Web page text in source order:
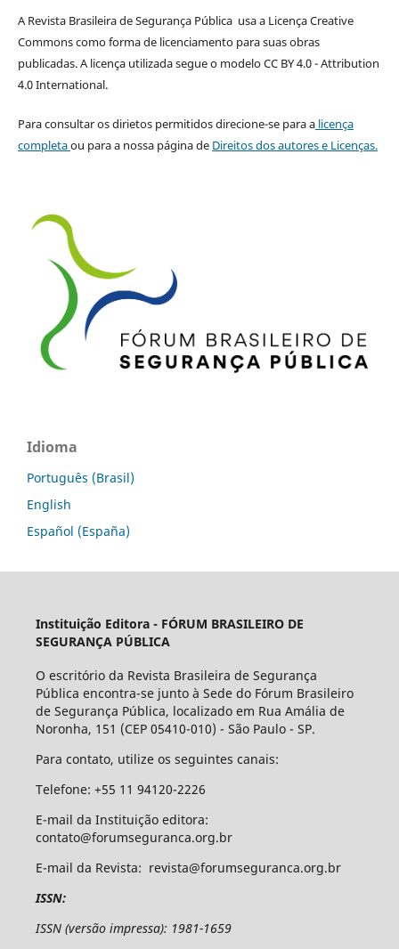
A Revista Brasileira de Segurança Pública usa a Licença Creative
Commons como forma de licenciamento para suas obras
publicadas. A licença utilizada segue o modelo CC BY 4.0 - Attribution
4.0 International.
Para consultar os dirietos permitidos direcione-se para alicença
completaou para a nossa página de Direitos dos autores e Licenças.
Idioma
Português (Brasil)
English
Español (España)
Instituição Editora - FÓRUM BRASILEIRO DE
SEGURANÇA PÚBLICA
O escritório da Revista Brasileira de Segurança
Pública encontra-se junto à Sede do Fórum Brasileiro
de Segurança Pública, localizado em Rua Amália de
Noronha, 151 (CEP 05410-010) - São Paulo - SP.
Para contato, utilize os seguintes canais:
Telefone: +55 11 94120-2226
E-mail da Instituição editora:
contato@forumseguranca.org.br
E-mail da Revista: revista@forumseguranca.org.br
ISSN:
ISSN (versão impressa): 1981-1659